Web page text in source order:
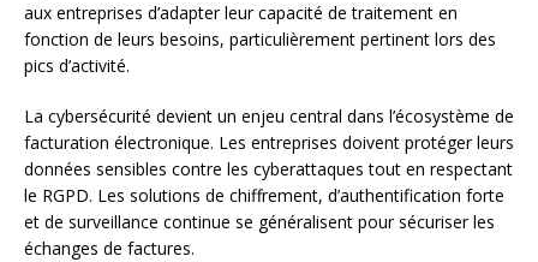
aux entreprises d’adapter leur capacité de traitement en
fonction de leurs besoins, particulièrement pertinent lors des
pics d’activité.
La cybersécurité devient un enjeu central dans l’écosystème de
facturation électronique. Les entreprises doivent protéger leurs
données sensibles contre les cyberattaques tout en respectant
le RGPD. Les solutions de chiffrement, d’authentification forte
et de surveillance continue se généralisent pour sécuriser les
échanges de factures.